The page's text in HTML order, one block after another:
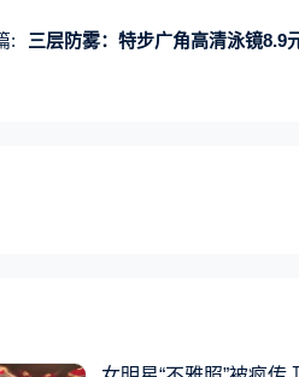
: 三层防雾：特步广角高清泳镜8.9元大促